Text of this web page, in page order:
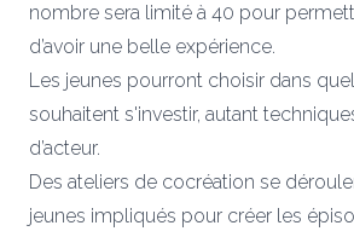
nombre sera limité à 40 pour
d’avoir une belle expérience.
Les jeunes pourront choisir dans
souhaitent s'investir, autant
d’acteur.
Des ateliers de cocréation se
jeunes impliqués pour créer les